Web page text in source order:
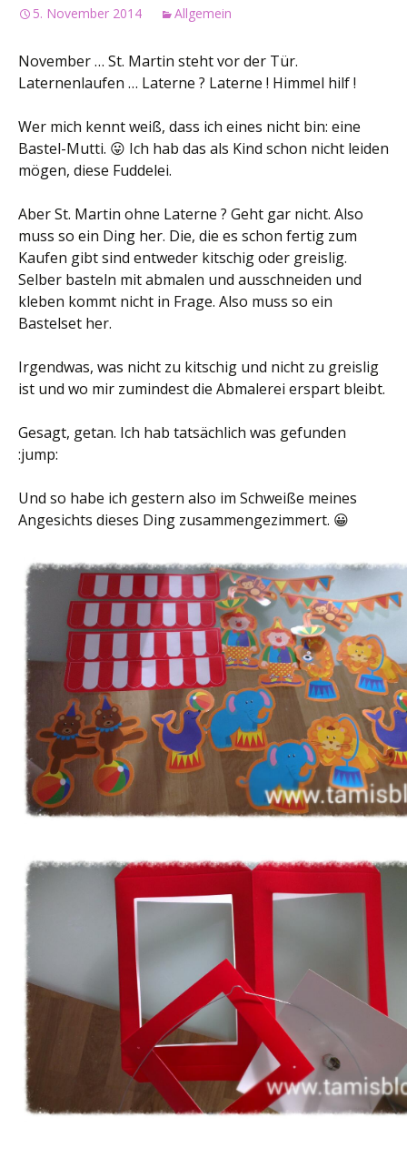
5. November 2014 Allgemein
November … St. Martin steht vor der Tür.
Laternenlaufen … Laterne ? Laterne ! Himmel hilf !
Wer mich kennt weiß, dass ich eines nicht bin: eine
Bastel-Mutti. 😛 Ich hab das als Kind schon nicht leiden
mögen, diese Fuddelei.
Aber St. Martin ohne Laterne ? Geht gar nicht. Also
muss so ein Ding her. Die, die es schon fertig zum
Kaufen gibt sind entweder kitschig oder greislig.
Selber basteln mit abmalen und ausschneiden und
kleben kommt nicht in Frage. Also muss so ein
Bastelset her.
Irgendwas, was nicht zu kitschig und nicht zu greislig
ist und wo mir zumindest die Abmalerei erspart bleibt.
Gesagt, getan. Ich hab tatsächlich was gefunden
:jump:
Und so habe ich gestern also im Schweiße meines
Angesichts dieses Ding zusammengezimmert. 😀